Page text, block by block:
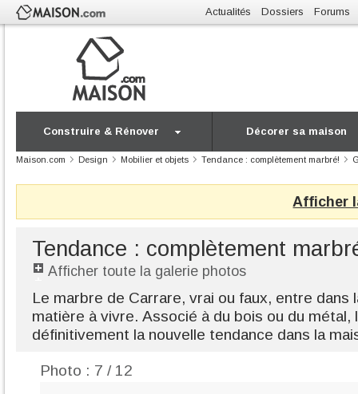
Actualités Dossiers Forums
Construire & Rénover Décorer sa maison
Maison.com Design Mobilier et objets Tendance : complètement marbré!
Afficher
Tendance : complètement
Afficher toute la galerie photos
Le marbre de Carrare, vrai ou faux, entre dans
matière à vivre. Associé à du bois ou du métal,
définitivement la nouvelle tendance dans la
Photo : 7 / 12